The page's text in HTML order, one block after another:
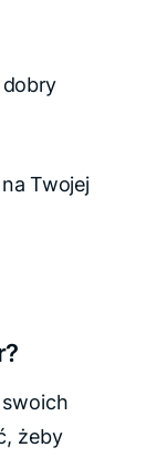
dobry
Twojej
żeby